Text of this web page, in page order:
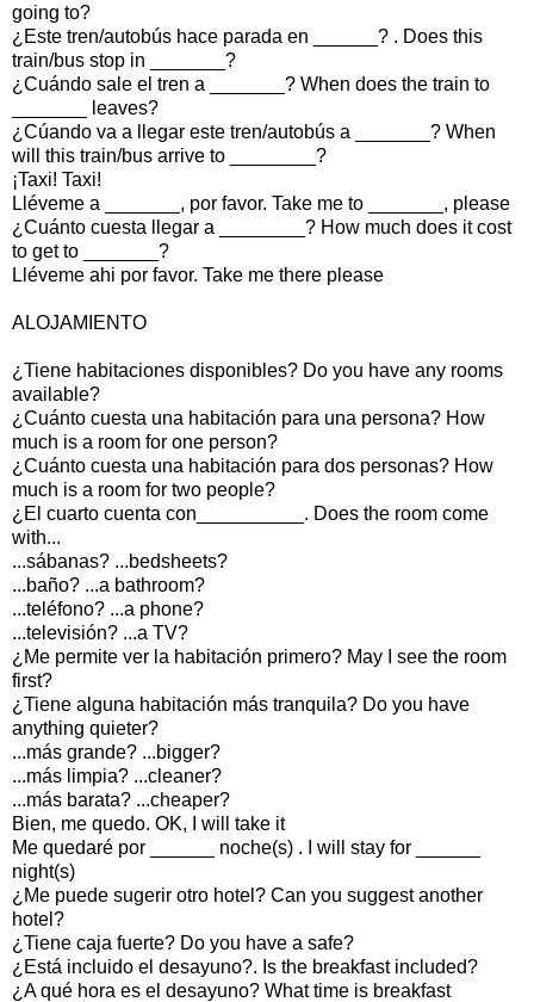
going to?
¿Este tren/autobús hace parada en ______? . Does this
train/bus stop in _______?
¿Cuándo sale el tren a _______? When does the train to
_______ leaves?
¿Cúando va a llegar este tren/autobús a _______? When
will this train/bus arrive to ________?
¡Taxi! Taxi!
Lléveme a _______, por favor. Take me to _______, please
¿Cuánto cuesta llegar a ________? How much does it cost
to get to _______?
Lléveme ahi por favor. Take me there please
ALOJAMIENTO
¿Tiene habitaciones disponibles? Do you have any rooms
available?
¿Cuánto cuesta una habitación para una persona? How
much is a room for one person?
¿Cuánto cuesta una habitación para dos personas? How
much is a room for two people?
¿El cuarto cuenta con__________. Does the room come
with...
...sábanas? ...bedsheets?
...baño? ...a bathroom?
...teléfono? ...a phone?
...televisión? ...a TV?
¿Me permite ver la habitación primero? May I see the room
first?
¿Tiene alguna habitación más tranquila? Do you have
anything quieter?
...más grande? ...bigger?
...más limpia? ...cleaner?
...más barata? ...cheaper?
Bien, me quedo. OK, I will take it
Me quedaré por ______ noche(s) . I will stay for ______
night(s)
¿Me puede sugerir otro hotel? Can you suggest another
hotel?
¿Tiene caja fuerte? Do you have a safe?
¿Está incluido el desayuno?. Is the breakfast included?
¿A qué hora es el desayuno? What time is breakfast